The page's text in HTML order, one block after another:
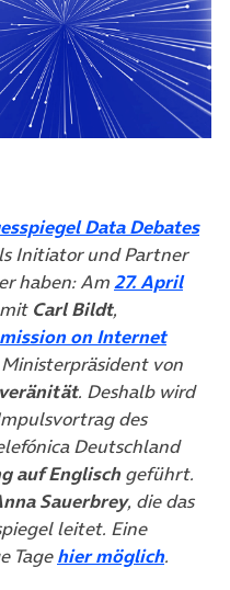
Data Debates
Initiator und Partner
haben: Am27. April
Carl Bildt,
on Internet
von
. Deshalb wird
des
Deutschland
auf Englischgeführt.
Sauerbrey, die das
leitet. Eine
Tagehier möglich(öffnet
.